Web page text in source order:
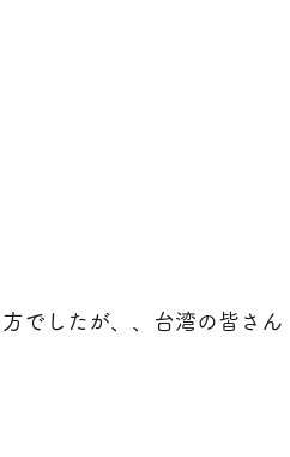
でしたが、、台湾の皆さん